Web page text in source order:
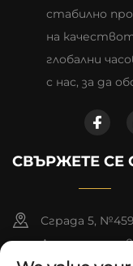
стабилно
на
глобални
с нас, за да
СВЪРЖЕТЕ СЕ
Сграда 5,
Донггуан,